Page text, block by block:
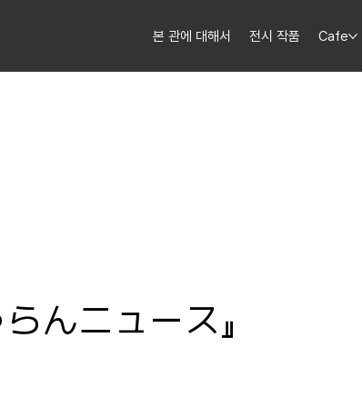
본 관에 대해서 전시 작품 Cafe
んニュース』